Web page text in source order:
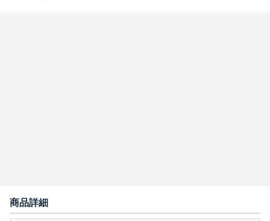
商品詳細